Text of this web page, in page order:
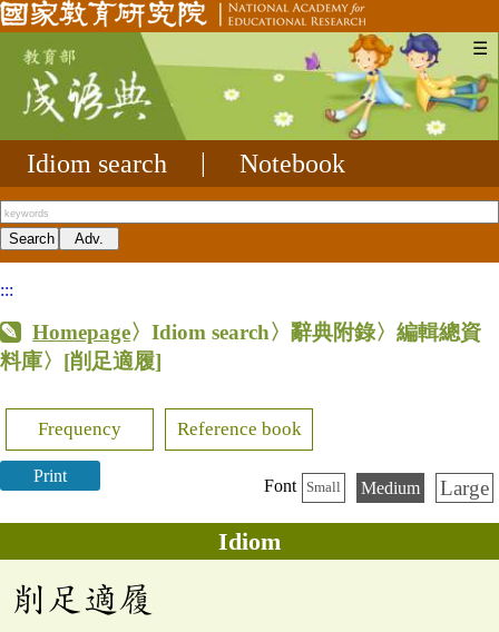
☰
Idiom search Notebook
:::
Homepage〉Idiom search〉辭典附錄〉編輯總資
料庫〉 [削足適履]
Frequency Reference book
Print
Font Small Medium Large
Idiom
削足適履